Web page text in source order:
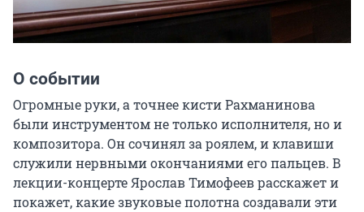
О событии
Огромные руки, а точнее кисти Рахманинова
были инструментом не только исполнителя, но и
композитора. Он сочинял за роялем, и клавиши
служили нервными окончаниями его пальцев. В
лекции-концерте Ярослав Тимофеев расскажет и
покажет, какие звуковые полотна создавали эти